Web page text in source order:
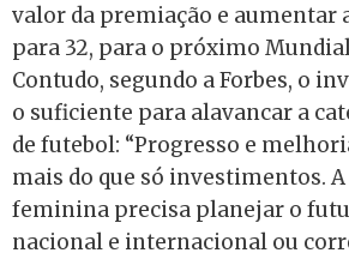
valor da premiação e aumentar
para 32, para o próximo
Contudo, segundo a Forbes, o
o suficiente para alavancar a
de futebol: “Progresso e
mais do que só investimentos.
feminina precisa planejar o
nacional e internacional ou